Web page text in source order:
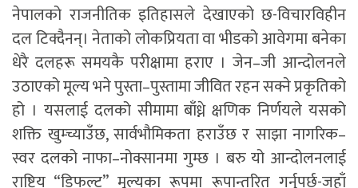
नेपालको राजनीतिक इतिहासले देखाएको छ-विचारविहीन
दल टिक्दैनन्। नेताको लोकप्रियता वा भीडको आवेगमा बनेका
धेरै दलहरू समयकै परीक्षामा हराए । जेन–जी आन्दोलनले
उठाएको मूल्य भने पुस्ता–पुस्तामा जीवित रहन सक्ने प्रकृतिको
हो । यसलाई दलको सीमामा बाँध्ने क्षणिक निर्णयले यसको
शक्ति खुम्च्याउँछ, सार्वभौमिकता हराउँछ र साझा नागरिक–
स्वर दलको नाफा–नोक्सानमा गुम्छ । बरु यो आन्दोलनलाई
राष्ट्रिय “डिफल्ट” मूल्यका रूपमा रूपान्तरित गर्नुपर्छ-जहाँ